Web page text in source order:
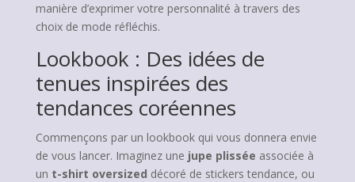
manière d’exprimer votre personnalité à travers des
choix de mode réfléchis.
Lookbook : Des idées de
tenues inspirées des
tendances coréennes
Commençons par un lookbook qui vous donnera envie
de vous lancer. Imaginez une jupe plissée associée à
un t-shirt oversized décoré de stickers tendance, ou